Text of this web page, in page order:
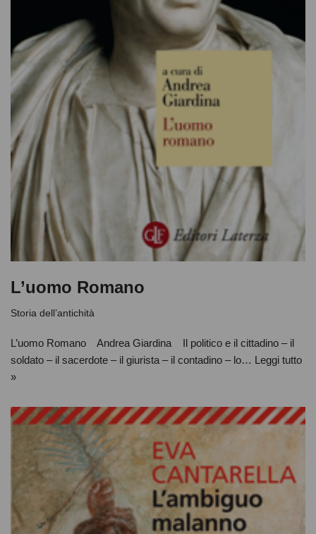
L’uomo Romano
Storia dell’antichità
L’uomo Romano Andrea Giardina Il politico e il cittadino – il
soldato – il sacerdote – il giurista – il contadino – lo… Leggi tutto
»